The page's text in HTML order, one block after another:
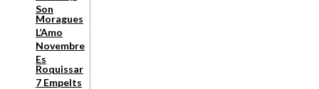
Son
Moragues
L’Amo
Novembre
Es
Roquissar
7 Empelts